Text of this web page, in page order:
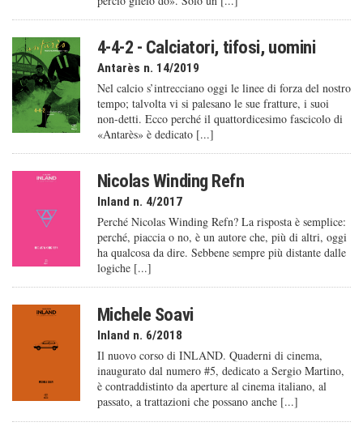
4-4-2 - Calciatori, tifosi, uomini
Antarès n. 14/2019
Nel calcio s’intrecciano oggi le linee di forza del nostro
tempo; talvolta vi si palesano le sue fratture, i suoi
non-detti. Ecco perché il quattordicesimo fascicolo di
«Antarès» è dedicato [...]
Nicolas Winding Refn
Inland n. 4/2017
Perché Nicolas Winding Refn? La risposta è semplice:
perché, piaccia o no, è un autore che, più di altri, oggi
ha qualcosa da dire. Sebbene sempre più distante dalle
logiche [...]
Michele Soavi
Inland n. 6/2018
Il nuovo corso di INLAND. Quaderni di cinema,
inaugurato dal numero #5, dedicato a Sergio Martino,
è contraddistinto da aperture al cinema italiano, al
passato, a trattazioni che possano anche [...]